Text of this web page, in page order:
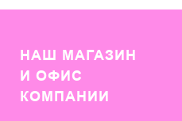
НАШ МАГАЗИН
И ОФИС
КОМПАНИИ